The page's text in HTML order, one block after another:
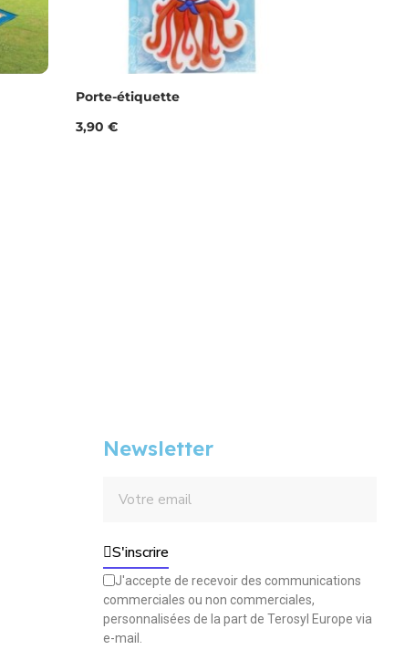
Porte-étiquette
Prix
3,90 €
Newsletter
S'inscrire
J'accepte de recevoir des communications
commerciales ou non commerciales,
personnalisées de la part de Terosyl Europe via
e-mail.